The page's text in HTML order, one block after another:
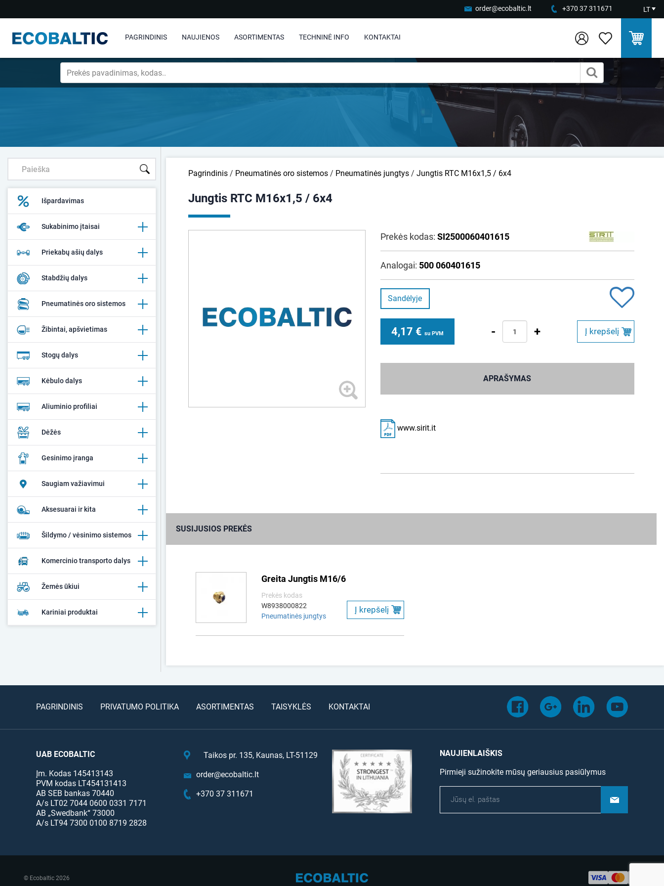
order@ecobaltic.lt +370 37 311671 LT
PAGRINDINIS NAUJIENOS ASORTIMENTAS TECHNINĖ INFO KONTAKTAI
Išpardavimas
Sukabinimo įtaisai
Priekabų ašių dalys
Stabdžių dalys
Pneumatinės oro sistemos
Žibintai, apšvietimas
Stogų dalys
Kėbulo dalys
Aliuminio profiliai
Dėžės
Gesinimo įranga
Saugiam važiavimui
Aksesuarai ir kita
Šildymo / vėsinimo sistemos
Komercinio transporto dalys
Žemės ūkiui
Kariniai produktai
Pagrindinis / Pneumatinės oro sistemos / Pneumatinės jungtys / Jungtis RTC M16x1,5 / 6x4
Jungtis RTC M16x1,5 / 6x4
Prekės kodas: SI2500060401615
Analogai: 500 060401615
Sandėlyje
4,17 € su PVM - + Į krepšelį
APRAŠYMAS
www.sirit.it
SUSIJUSIOS PREKĖS
Greita Jungtis M16/6
Prekės kodas
W8938000822
Pneumatinės jungtys
Į krepšelį
PAGRINDINIS PRIVATUMO POLITIKA ASORTIMENTAS TAISYKLĖS KONTAKTAI
UAB ECOBALTIC
Įm. Kodas 145413143
PVM kodas LT454131413
AB SEB bankas 70440
A/s LT02 7044 0600 0331 7171
AB „Swedbank“ 73000
A/s LT94 7300 0100 8719 2828
Taikos pr. 135, Kaunas, LT-51129
order@ecobaltic.lt
+370 37 311671
NAUJIENLAIŠKIS
Pirmieji sužinokite mūsų geriausius pasiūlymus
© Ecobaltic 2026